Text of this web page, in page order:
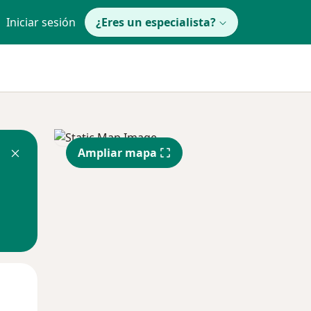
Iniciar sesión ¿Eres un especialista?
Ampliar mapa